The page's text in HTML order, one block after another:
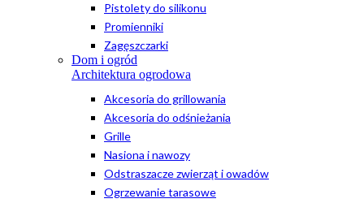
Pistolety do silikonu
Promienniki
Zagęszczarki
Dom i ogród
Architektura ogrodowa
Akcesoria do grillowania
Akcesoria do odśnieżania
Grille
Nasiona i nawozy
Odstraszacze zwierząt i owadów
Ogrzewanie tarasowe